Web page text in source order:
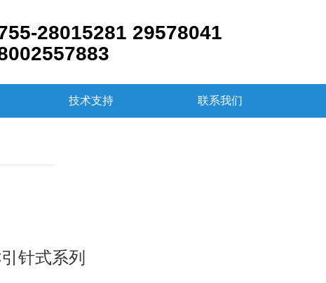
28015281 29578041
技术支持 联系我们
针式系列